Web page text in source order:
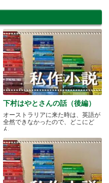
下村はやとさんの話（後編）
オーストラリアに来た時は、英語が
全然できなかったので、どこにど
ん.....